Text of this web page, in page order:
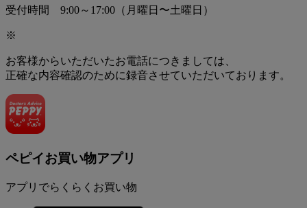
受付時間 9:00～17:00（月曜日〜土曜日）
※
お客様からいただいたお電話につきましては、
正確な内容確認のために録音させていただいております。
ペピイお買い物アプリ
アプリでらくらくお買い物